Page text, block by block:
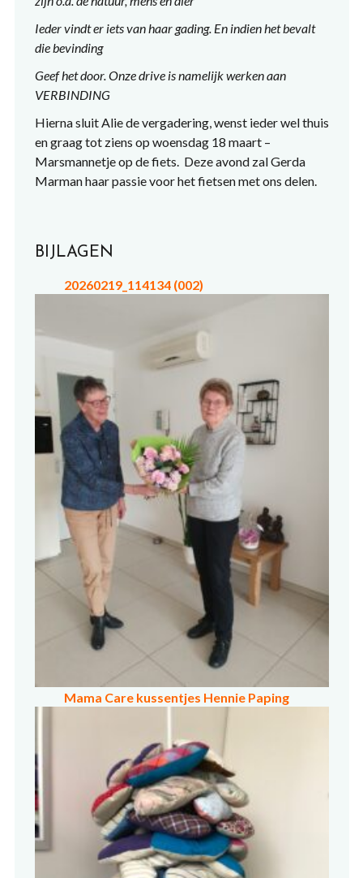
Ieder vindt er iets van haar gading. Enindien het bevalt
die bevinding
Geef het door. Onze drive is namelijk werken aan
VERBINDING
Hierna sluit Alie de vergadering, wenst ieder wel thuis
en graag tot ziens op woensdag 18 maart –
Marsmannetje op de fiets. Deze avond zal Gerda
Marman haar passie voor het fietsen met ons delen.
BIJLAGEN
20260219_114134 (002)
Mama Care kussentjes Hennie Paping